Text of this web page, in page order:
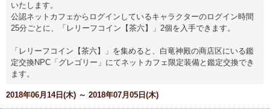
いたします。
公認ネットカフェからログインしているキャラクターのログイン時間
25分ごとに、「レリーフコイン【茶六】」2個を入手できます。
「レリーフコイン【茶六】」を集めると、白竜神殿の商店区にいる鑑
定交換NPC「グレゴリー」にてネットカフェ限定装備と鑑定交換でき
ます。
2018年06月14日(木) ～ 2018年07月05日(木)